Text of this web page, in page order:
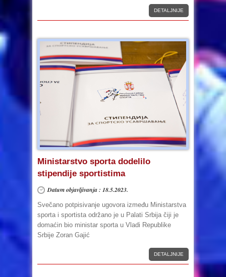
DETALJNIJE
Ministarstvo sporta dodelilo
stipendije sportistima
Datum objavljivanja : 18.5.2023.
Svečano potpisivanje ugovora između Ministarstva
sporta i sportista održano je u Palati Srbija čiji je
domaćin bio ministar sporta u Vladi Republike
Srbije Zoran Gajić
DETALJNIJE